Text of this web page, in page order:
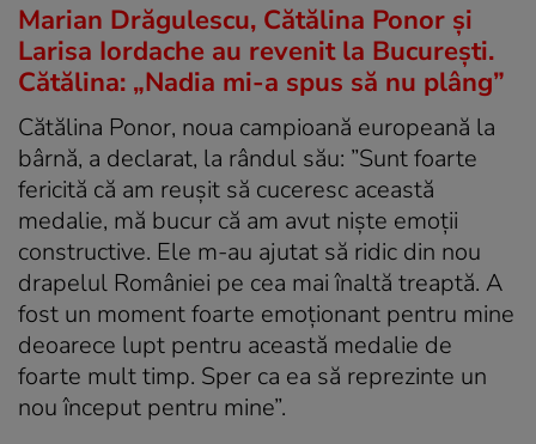
Marian Drăgulescu, Cătălina Ponor și
Larisa Iordache au revenit la București.
Cătălina: „Nadia mi-a spus să nu plâng”
Cătălina Ponor, noua campioană europeană la
bârnă, a declarat, la rândul său: ”Sunt foarte
fericită că am reușit să cuceresc această
medalie, mă bucur că am avut niște emoții
constructive. Ele m-au ajutat să ridic din nou
drapelul României pe cea mai înaltă treaptă. A
fost un moment foarte emoționant pentru mine
deoarece lupt pentru această medalie de
foarte mult timp. Sper ca ea să reprezinte un
nou început pentru mine”.